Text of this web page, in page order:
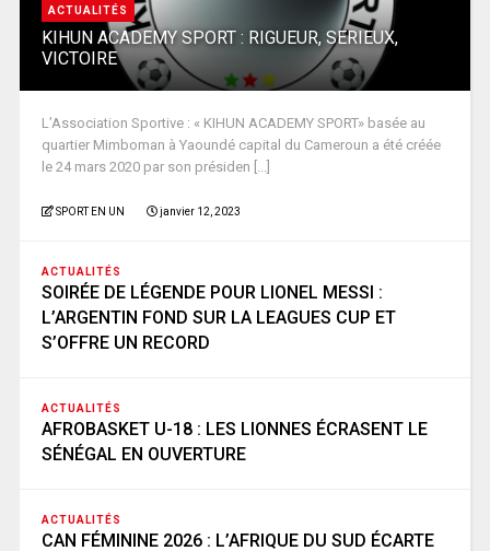
ACTUALITÉS
KIHUN ACADEMY SPORT : RIGUEUR, SERIEUX,
VICTOIRE
L’Association Sportive : « KIHUN ACADEMY SPORT» basée au
quartier Mimboman à Yaoundé capital du Cameroun a été créée
le 24 mars 2020 par son présiden [...]
SPORT EN UN janvier 12, 2023
ACTUALITÉS
SOIRÉE DE LÉGENDE POUR LIONEL MESSI :
L’ARGENTIN FOND SUR LA LEAGUES CUP ET
S’OFFRE UN RECORD
ACTUALITÉS
AFROBASKET U-18 : LES LIONNES ÉCRASENT LE
SÉNÉGAL EN OUVERTURE
ACTUALITÉS
CAN FÉMININE 2026 : L’AFRIQUE DU SUD ÉCARTE